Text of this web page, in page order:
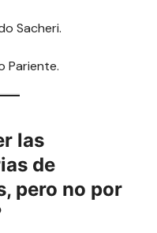
Sacheri.
Pariente.
las
de
pero no por